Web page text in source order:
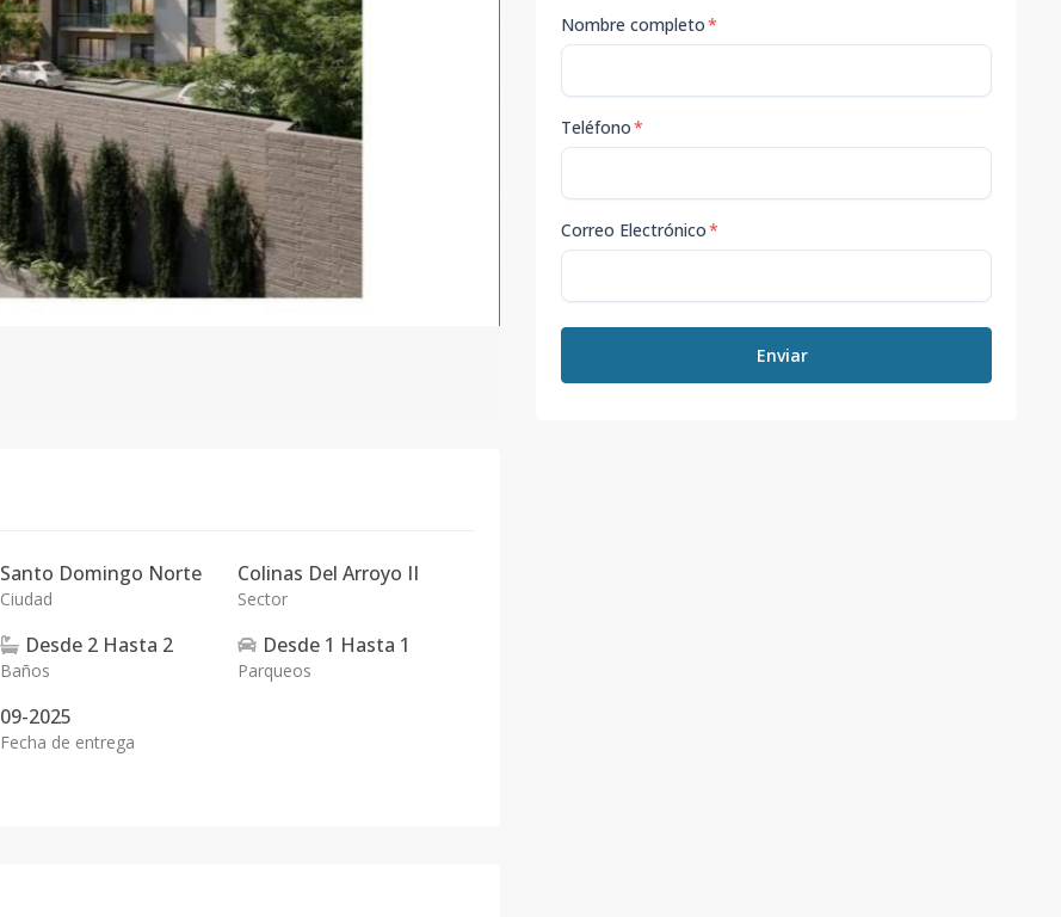
Santo Domingo Norte
Ciudad
Colinas Del Arroyo II
Sector
Desde 2 Hasta 2
Baños
Desde 1 Hasta 1
Parqueos
09-2025
Fecha de entrega
Nombre completo*
Teléfono*
Correo Electrónico*
Enviar